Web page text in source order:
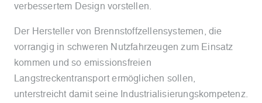
verbessertem Design vorstellen.
Der Hersteller von Brennstoffzellensystemen, die
vorrangig in schweren Nutzfahrzeugen zum Einsatz
kommen und so emissionsfreien
Langstreckentransport ermöglichen sollen,
unterstreicht damit seine Industrialisierungskompetenz.